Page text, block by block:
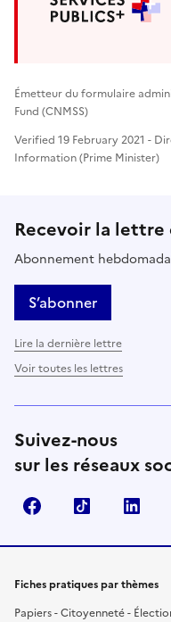
Émetteur du formulaire
Fund (CNMSS)
Verified 19 February 2021 -
Information (Prime Minister)
Recevoir la lettre
Abonnement
S’abonner
Lire la dernière lettre
Voir toutes les lettres
Suivez-nous
sur les réseaux
FacebookTikTok
Fiches pratiques par thèmes
Papiers - Citoyenneté -